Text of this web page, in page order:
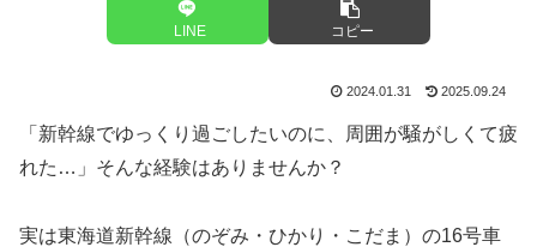
LINE コピー
2024.01.31 2025.09.24
「新幹線でゆっくり過ごしたいのに、周囲が騒がしくて疲
れた…」そんな経験はありませんか？
実は東海道新幹線（のぞみ・ひかり・こだま）の16号車